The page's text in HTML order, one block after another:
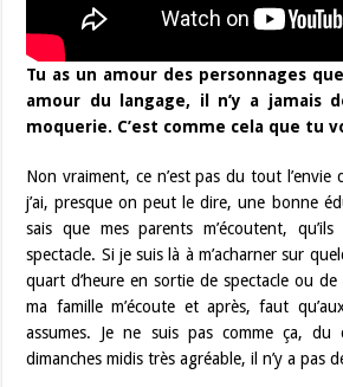
Tu as un amour des personnages
amour du langage, il n’y a jamais
moquerie. C’est comme cela que tu
Non vraiment, ce n’est pas du tout l’envie
j’ai, presque on peut le dire, une bonne
sais que mes parents m’écoutent,
spectacle. Si je suis là à m’acharner sur
quart d’heure en sortie de spectacle ou de
ma famille m’écoute et après, faut
assumes. Je ne suis pas comme ça,
dimanches midis très agréable, il n’y a pas